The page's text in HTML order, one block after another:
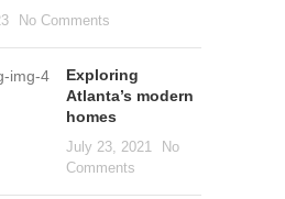
No Comments
Exploring
Atlanta’s modern
homes
July 23, 2021
No
Comments